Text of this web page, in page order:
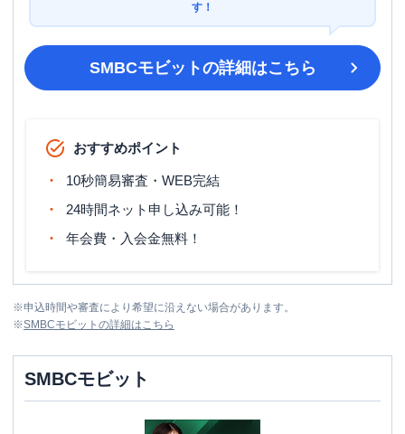
す！
SMBCモビットの詳細はこちら
おすすめポイント
10秒簡易審査・WEB完結
24時間ネット申し込み可能！
年会費・入会金無料！
※申込時間や審査により希望に沿えない場合があります。
※SMBCモビット の詳細はこちら
SMBCモビット